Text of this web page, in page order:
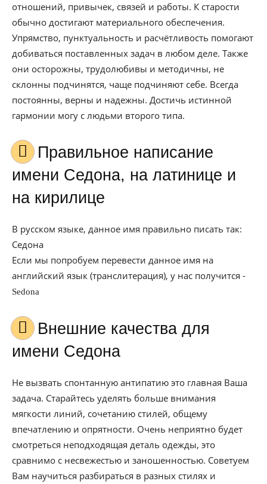
отношений, привычек, связей и работы. К старости
обычно достигают материального обеспечения.
Упрямство, пунктуальность и расчётливость помогают
добиваться поставленных задач в любом деле. Также
они осторожны, трудолюбивы и методичны, не
склонны подчинятся, чаще подчиняют себе. Всегда
постоянны, верны и надежны. Достичь истинной
гармонии могу с людьми второго типа.
Правильное написание
имени Седона, на латинице и
на кирилице
В русском языке, данное имя правильно писать так:
Седона
Если мы попробуем перевести данное имя на
английский язык (транслитерация), у нас получится -
Sedona
Внешние качества для
имени Седона
Не вызвать спонтанную антипатию это главная Ваша
задача. Старайтесь уделять больше внимания
мягкости линий, сочетанию стилей, общему
впечатлению и опрятности. Очень неприятно будет
смотреться неподходящая деталь одежды, это
сравнимо с несвежестью и заношенностью. Советуем
Вам научиться разбираться в разных стилях и